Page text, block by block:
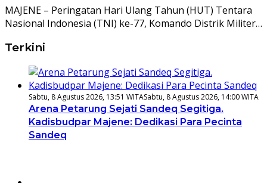
MAJENE – Peringatan Hari Ulang Tahun (HUT) Tentara
Nasional Indonesia (TNI) ke-77, Komando Distrik Militer…
Terkini
Sabtu, 8 Agustus 2026, 13:51 WITASabtu, 8 Agustus 2026, 14:00 WITA
Arena Petarung Sejati Sandeq Segitiga.
Kadisbudpar Majene: Dedikasi Para Pecinta
Sandeq